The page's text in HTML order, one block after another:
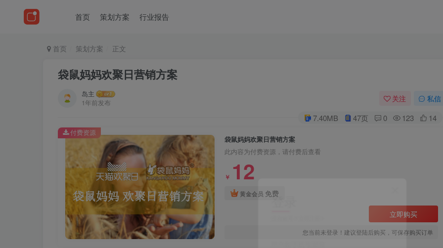
首页 策划方案 行业报告
首页 策划方案 正文
袋鼠妈妈欢聚日营销方案
岛主
1年前发布
关注 私信
7.40MB 47页 0 123 14
袋鼠妈妈欢聚日营销方案
此内容为付费资源，请付费后查看
￥ 12
黄金会员 免费
立即购买
您当前未登录！建议登陆后购买，可保存购买订单
付费资源
登录